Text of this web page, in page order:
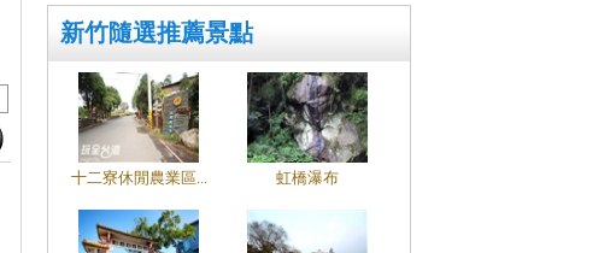
新竹隨選推薦景點
十二寮休閒農業區... 虹橋瀑布